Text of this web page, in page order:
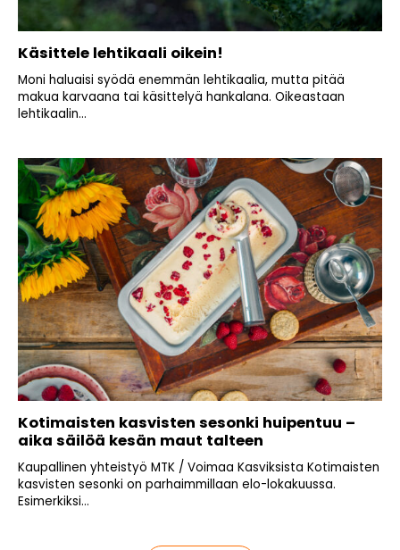
Käsittele lehtikaali oikein!
Moni haluaisi syödä enemmän lehtikaalia, mutta pitää
makua karvaana tai käsittelyä hankalana. Oikeastaan
lehtikaalin...
Kotimaisten kasvisten sesonki huipentuu –
aika säilöä kesän maut talteen
Kaupallinen yhteistyö MTK / Voimaa Kasviksista Kotimaisten
kasvisten sesonki on parhaimmillaan elo-lokakuussa.
Esimerkiksi...